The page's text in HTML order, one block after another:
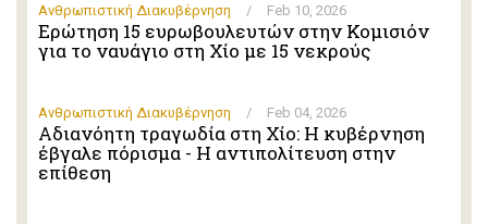
Ανθρωπιστική Διακυβέρνηση / Feb 10, 2026
Ερώτηση 15 ευρωβουλευτών στην Κομισιόν
για το ναυάγιο στη Χίο με 15 νεκρούς
Ανθρωπιστική Διακυβέρνηση / Feb 04, 2026
Αδιανόητη τραγωδία στη Χίο: Η κυβέρνηση
έβγαλε πόρισμα - Η αντιπολίτευση στην
επίθεση